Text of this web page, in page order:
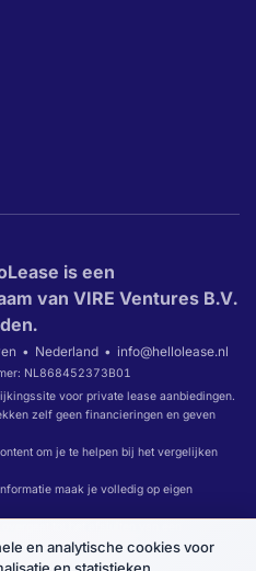
is een
van VIRE Ventures B.V.
Nederland info@hellolease.nl
NL868452373B01
voor private lease aanbiedingen.
zelf geen financieringen en geven
om je te helpen bij het vergelijken
maak je volledig op eigen
mogelijk een commissie.
en analytische cookies voor